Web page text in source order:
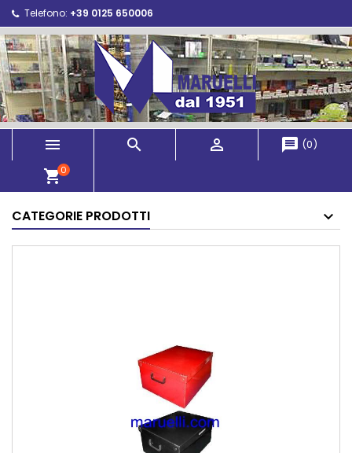
Telefono: +39 0125 650006
   message (0)
shopping_cart0
CATEGORIE PRODOTTI